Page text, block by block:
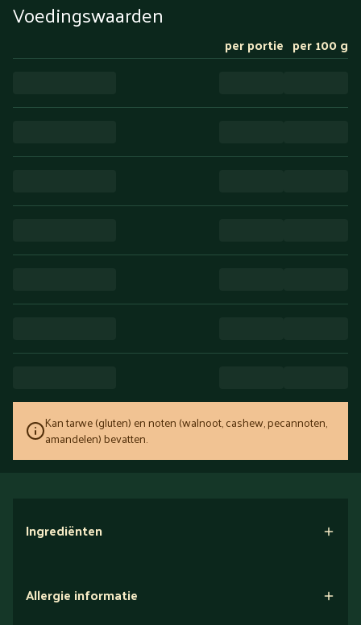
Voedingswaarden
per portie per 100 g
Kan tarwe (gluten) en noten (walnoot, cashew, pecannoten,
amandelen) bevatten.
Ingrediënten
Allergie informatie